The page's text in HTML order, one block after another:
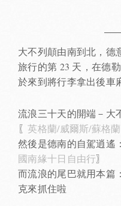
大不列顛由南到北，德
旅行的第 23 天，在德
於來到將行李拿出後車
流浪三十天的開端－大
〖英格蘭/威爾斯/蘇格
然後是德南的自駕逍遙
國南緣十日自由行〗
而流浪的尾巴就用本篇
克來抓住啦